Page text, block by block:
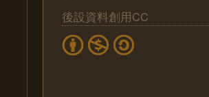
後設資料創用CC